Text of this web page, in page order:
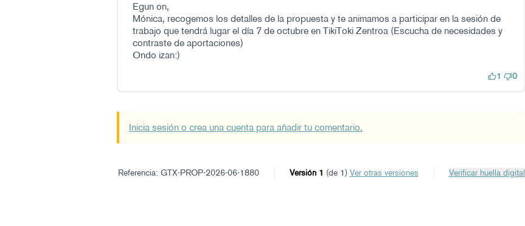
Egun on,
Mónica, recogemos los detalles de la propuesta y te animamos a participar en la sesión de
trabajo que tendrá lugar el día 7 de octubre en TikiToki Zentroa (Escucha de necesidades y
contraste de aportaciones)
Ondo izan:)
1 0
Inicia sesión o crea una cuenta para añadir tu comentario.
Referencia: GTX-PROP-2026-06-1880 Versión 1 (de 1) ver otras versiones Verificar huella digital